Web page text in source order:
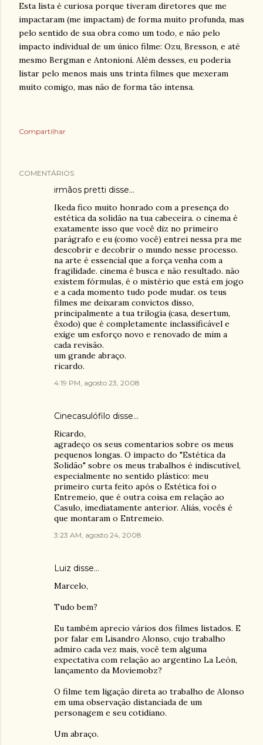
Esta lista é curiosa porque tiveram diretores que me
impactaram (me impactam) de forma muito profunda, mas
pelo sentido de sua obra como um todo, e não pelo
impacto individual de um único filme: Ozu, Bresson, e até
mesmo Bergman e Antonioni. Além desses, eu poderia
listar pelo menos mais uns trinta filmes que mexeram
muito comigo, mas não de forma tão intensa.
Compartilhar
COMENTÁRIOS
irmãos pretti disse…
Ikeda fico muito honrado com a presença do
estética da solidão na tua cabeceira. o cinema é
exatamente isso que você diz no primeiro
parágrafo e eu (como você) entrei nessa pra me
descobrir e decobrir o mundo nesse processo.
na arte é essencial que a força venha com a
fragilidade. cinema é busca e não resultado. não
existem fórmulas, é o mistério que está em jogo
e a cada momento tudo pode mudar. os teus
filmes me deixaram convictos disso,
principalmente a tua trilogia (casa, desertum,
êxodo) que é completamente inclassificável e
exige um esforço novo e renovado de mim a
cada revisão.
um grande abraço.
ricardo.
4:19 PM, agosto 23, 2008
Cinecasulófilo disse…
Ricardo,
agradeço os seus comentarios sobre os meus
pequenos longas. O impacto do "Estética da
Solidão" sobre os meus trabalhos é indiscutível,
especialmente no sentido plástico: meu
primeiro curta feito após o Estética foi o
Entremeio, que é outra coisa em relação ao
Casulo, imediatamente anterior. Aliás, vocês é
que montaram o Entremeio.
3:23 AM, agosto 24, 2008
Luiz disse…
Marcelo,
Tudo bem?
Eu também aprecio vários dos filmes listados. E
por falar em Lisandro Alonso, cujo trabalho
admiro cada vez mais, você tem alguma
expectativa com relação ao argentino La León,
lançamento da Moviemobz?
O filme tem ligação direta ao trabalho de Alonso
em uma observação distanciada de um
personagem e seu cotidiano.
Um abraço.